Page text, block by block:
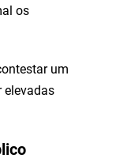
os
um
elevadas